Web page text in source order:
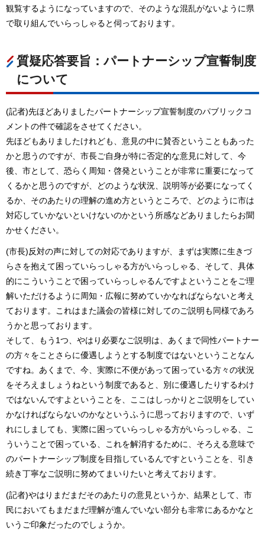
観覧するようになっていますので、そのような混乱がないように県
で取り組んでいらっしゃると伺っております。
質疑応答要旨：パートナーシップ宣誓制度
について
(記者)先ほどありましたパートナーシップ宣誓制度のパブリックコ
メントの件で確認をさせてください。
先ほどもありましたけれども、意見の中に賛否ということもあった
かと思うのですが、市長ご自身が特に否定的な意見に対して、今
後、市として、恐らく周知・啓発ということが非常に重要になって
くるかと思うのですが、どのような状況、説明等が必要になってく
るか、そのあたりの理解の進め方というところで、どのように市は
対応していかないといけないのかという所感などありましたらお聞
かせください。
(市長)反対の声に対しての対応でありますが、まずは実際に生きづ
らさを抱えて困っていらっしゃる方がいらっしゃる、そして、具体
的にこういうことで困っていらっしゃるんですよということをご理
解いただけるように周知・広報に努めていかなればならないと考え
ております。これはまた議会の皆様に対してのご説明も同様であろ
うかと思っております。
そして、もう1つ、やはり必要なご説明は、あくまで同性パートナー
の方々をことさらに優遇しようとする制度ではないということなん
ですね。あくまで、今、実際に不便があって困っている方々の状況
をそろえましょうねという制度であると、別に優遇したりするわけ
ではないんですよということを、ここはしっかりとご説明をしてい
かなければならないのかなというふうに思っておりますので、いず
れにしましても、実際に困っていらっしゃる方がいらっしゃる、こ
ういうことで困っている、これを解消するために、そろえる意味で
のパートナーシップ制度を目指しているんですということを、引き
続き丁寧なご説明に努めてまいりたいと考えております。
(記者)やはりまだまだそのあたりの意見というか、結果として、市
民においてもまだまだ理解が進んでいない部分も非常にあるかなと
いうご印象だったのでしょうか。